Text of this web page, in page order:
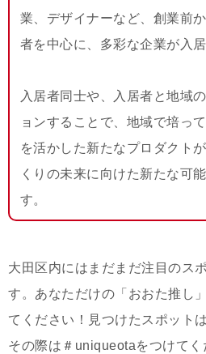
業、デザイナーなど、創業前
者を中心に、多彩な企業が入居
入居者同士や、入居者と地域
ョンすることで、地域で培っ
を活かした新たなプロダクト
くりの未来に向けた新たな可
す。
大田区内にはまだまだ注目のス
す。あなただけの「おおた推し
てください！見つけたスポット
その際は＃uniqueotaをつけてく